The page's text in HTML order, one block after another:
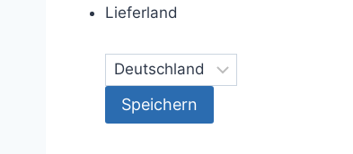
Lieferland